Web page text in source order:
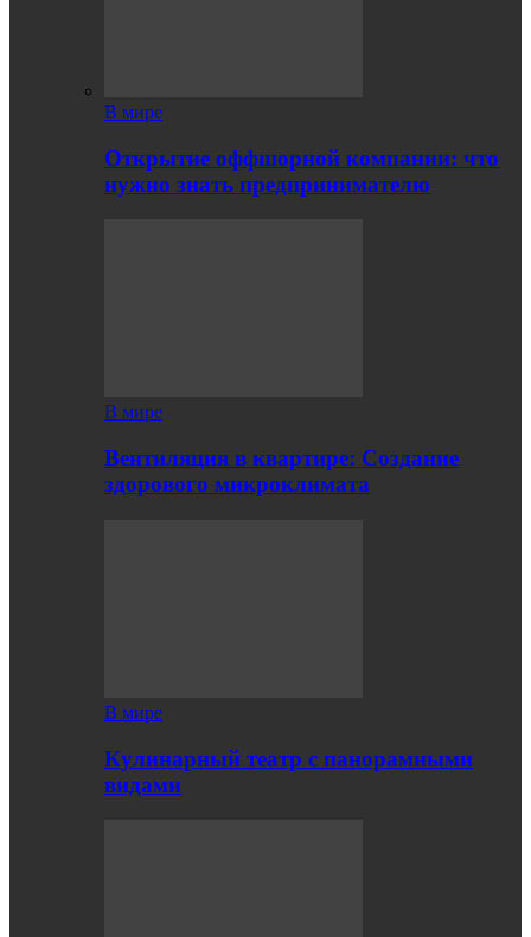
В мире
Открытие оффшорной компании: что
нужно знать предпринимателю
В мире
Вентиляция в квартире: Создание
здорового микроклимата
В мире
Кулинарный театр с панорамными
видами